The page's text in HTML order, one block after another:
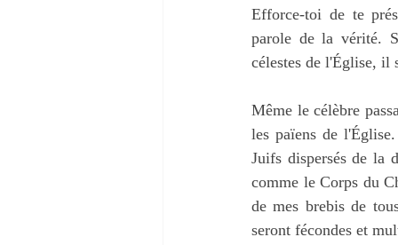
Efforce-toi de te
parole de la vérité.
célestes de l'Église, il
Même le célèbre
les païens de
Juifs dispersés de la
comme le Corps du
de mes brebis de
seront fécondes et